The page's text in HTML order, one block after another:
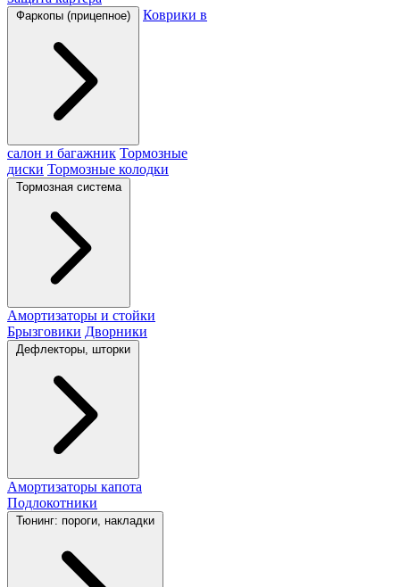
Фаркопы (прицепное) Коврики в
салон и багажник Тормозные
диски Тормозные колодки
Тормозная система
Амортизаторы и стойки
Брызговики Дворники
Дефлекторы, шторки
Амортизаторы капота
Подлокотники
Тюнинг: пороги, накладки